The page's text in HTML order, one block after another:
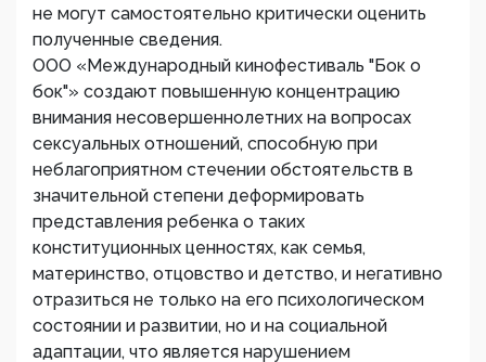
не могут самостоятельно критически оценить
полученные сведения.
ООО «Международный кинофестиваль "Бок о
бок"» создают повышенную концентрацию
внимания несовершеннолетних на вопросах
сексуальных отношений, способную при
неблагоприятном стечении обстоятельств в
значительной степени деформировать
представления ребенка о таких
конституционных ценностях, как семья,
материнство, отцовство и детство, и негативно
отразиться не только на его психологическом
состоянии и развитии, но и на социальной
адаптации, что является нарушением